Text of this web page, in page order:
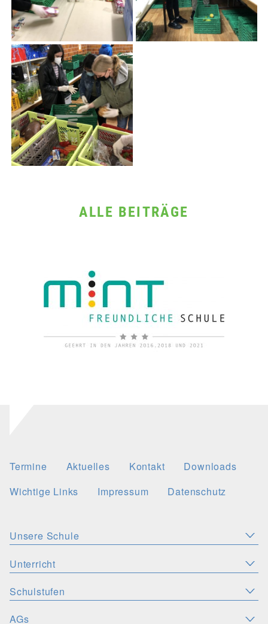
ALLE BEITRÄGE
Termine Aktuelles Kontakt
Downloads
Wichtige Links
Impressum Datenschutz
Unsere Schule
Aktuelles
KONZEPTE
Christliche Akzente
PERSONEN
Schulleitung
Unterricht
SPRACHEN
MINT-FÄCHER
Schulstufen
ORIENTIERUNGSSTUFE
AGs